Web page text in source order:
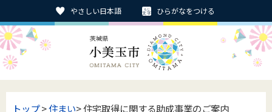
やさしい日本語 ひらがなをつける
トップ>住まい> 住宅取得に関する助成事業のご案内